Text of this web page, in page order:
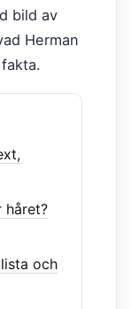
bild av
Herman
håret?
och